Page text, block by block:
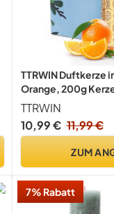
TTRWIN Duftkerze
Orange, 200g
Sojawachs, 50
Helfen Zum
für Frauen,
Muttertag
TTRWIN
10,99 € 11,99 €
ZUM
7% Rabatt